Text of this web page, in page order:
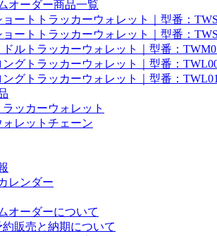
オーダー商品一覧
ョートトラッカーウォレット｜型番：
ョートトラッカーウォレット｜型番：
ドルトラッカーウォレット｜型番：
ングトラッカーウォレット｜型番：
ングトラッカーウォレット｜型番：TWL01
ラッカーウォレット
ォレットチェーン
レンダー
オーダーについて
約販売と納期について